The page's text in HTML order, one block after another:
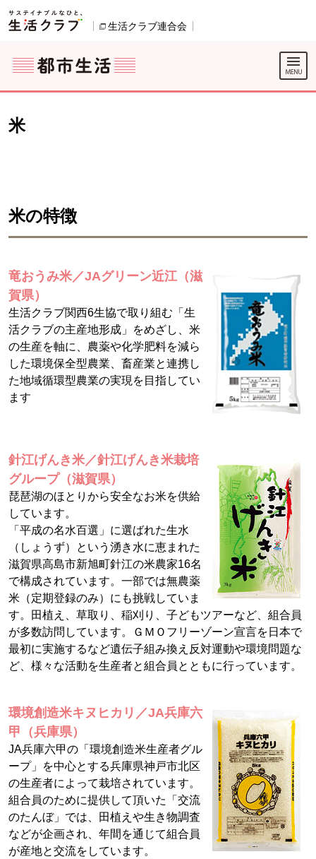
ページの先頭です。
生活クラブ連合会
ここからサイト内共通メニューです。
サイト内共通メニューをスキップする
サイト内共通メニューここまで。
米
米の特徴
竜おうみ米／JAグリーン近江（滋
賀県）
生活クラブ関西6生協で取り組む「生
活クラブの主産地形成」をめざし、米
の生産を軸に、農薬や化学肥料を減ら
した環境保全型農業、畜産業と連携し
た地域循環型農業の実現を目指してい
ます
針江げんき米／針江げんき米栽培
グループ（滋賀県）
琵琶湖のほとりから安全なお米を供給
しています。
「平成の名水百選」に選ばれた生水
（しょうず）という湧き水に恵まれた
滋賀県高島市新旭町針江の米農家16名
で構成されています。一部では無農薬
米（定期登録のみ）にも挑戦していま
す。田植え、草取り、稲刈り、子どもツアーなど、組合員
が多数訪問しています。ＧＭＯフリーゾーン宣言を日本で
最初に実施するなど遺伝子組み換え反対運動や環境問題な
ど、様々な活動を生産者と組合員とともに行っています。
環境創造米キヌヒカリ／JA兵庫六
甲（兵庫県）
JA兵庫六甲の「環境創造米生産者グル
ープ」を中心とする兵庫県神戸市北区
の生産者によって栽培されています。
組合員のために提供して頂いた「交流
のたんぼ」では、田植えや生き物調査
などが企画され、年間を通じて組合員
が産地と交流をしています。